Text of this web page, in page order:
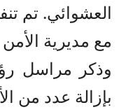
العشوائي. تم
مع مديرية
وذكر مراسل
بإزالة عدد من